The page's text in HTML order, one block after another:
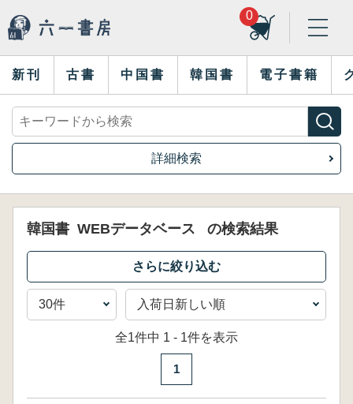
0
新刊 古書 中国書 韓国書 電子書籍
詳細検索
韓国書 WEBデータベース の検索結果
全1件中 1 - 1件を表示
1